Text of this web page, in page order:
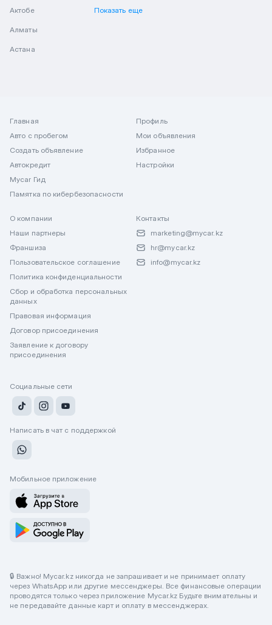
Актобе
Алматы
Астана
Показать еще
Главная
Авто с пробегом
Создать объявление
Автокредит
Mycar Гид
Памятка по кибербезопасности
Профиль
Мои объявления
Избранное
Настройки
О компании
Наши партнеры
Франшиза
Пользовательское соглашение
Политика конфиденциальности
Сбор и обработка персональных
данных
Правовая информация
Договор присоединения
Заявление к договору
присоединения
Контакты
marketing@mycar.kz
hr@mycar.kz
info@mycar.kz
Социальные сети
Написать в чат с поддержкой
Мобильное приложение
🔒 Важно! Mycar.kz никогда не запрашивает и не принимает оплату
через WhatsApp или другие мессенджеры. Все финансовые операции
проводятся только через приложение Mycar.kz Будьте внимательны и
не передавайте данные карт и оплату в мессенджерах.